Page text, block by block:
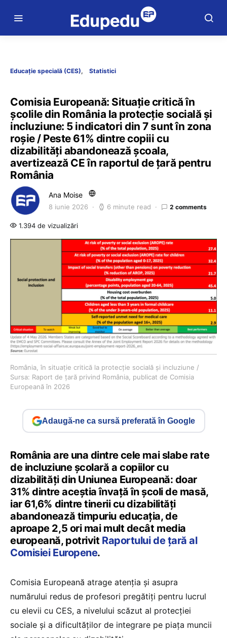
Educație specială (CES) Statistici
Comisia Europeană: Situație critică în
școlile din România la protecție socială și
incluziune: 5 indicatori din 7 sunt în zona
roșie / Peste 61% dintre copiii cu
dizabilități abandonează școala,
avertizează CE în raportul de țară pentru
România
Ana Moise
8 iunie 2026 6 minute read 2 comments
1.394 de vizualizări
România, în situație critică la protecție socială și incluziune /
Sursa: Raport de țară privind România, publicat de Comisia
Europeană în 2026
Adaugă-ne ca sursă preferată în Google
România are una dintre cele mai slabe rate
de incluziune școlară a copiilor cu
dizabilități din Uniunea Europeană: doar
31% dintre aceștia învață în școli de masă,
iar 61,6% dintre tinerii cu dizabilități
abandonează timpuriu educația, de
aproape 2,5 ori mai mult decât media
europeană, potrivit Raportului de țară al
Comisiei Europene.
Comisia Europeană atrage atenția și asupra
numărului redus de profesori pregătiți pentru lucrul
cu elevii cu CES, a nivelului scăzut al protecției
sociale și a dificultăților de integrare pe piața muncii